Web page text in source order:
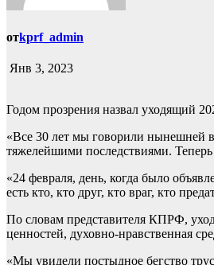
отkprf_admin
Янв 3, 2023
Годом прозрения назвал уходящий
«Все 30 лет мы говорили нынешней
тяжелейшими последствиями.
«24 февраля, день, когда было
есть кто, кто друг, кто враг, кто
По словам представителя КПРФ,
ценностей, духовно-нравственная
«Мы увидели постыдное бегство